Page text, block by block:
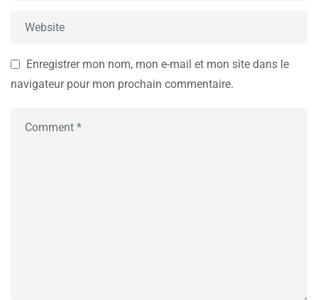
Enregistrer mon nom, mon e-mail et mon site dans le
navigateur pour mon prochain commentaire.